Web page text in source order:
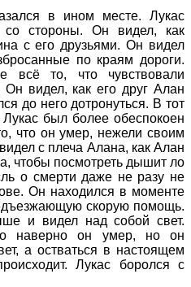
в ином месте. Лукас
со стороны. Он видел, как
с его друзьями. Он видел
по краям дороги.
всё то, что чувствовали
видел, как его друг Алан
до него дотронуться. В тот
был более обеспокоен
что он умер, нежели своим
с плеча Алана, как Алан
чтобы посмотреть дышит ло
о смерти даже не разу не
Он находился в моменте
скорую помощь.
и видел над собой свет.
наверно он умер, но он
а остваться в настоящем
Лукас боролся с